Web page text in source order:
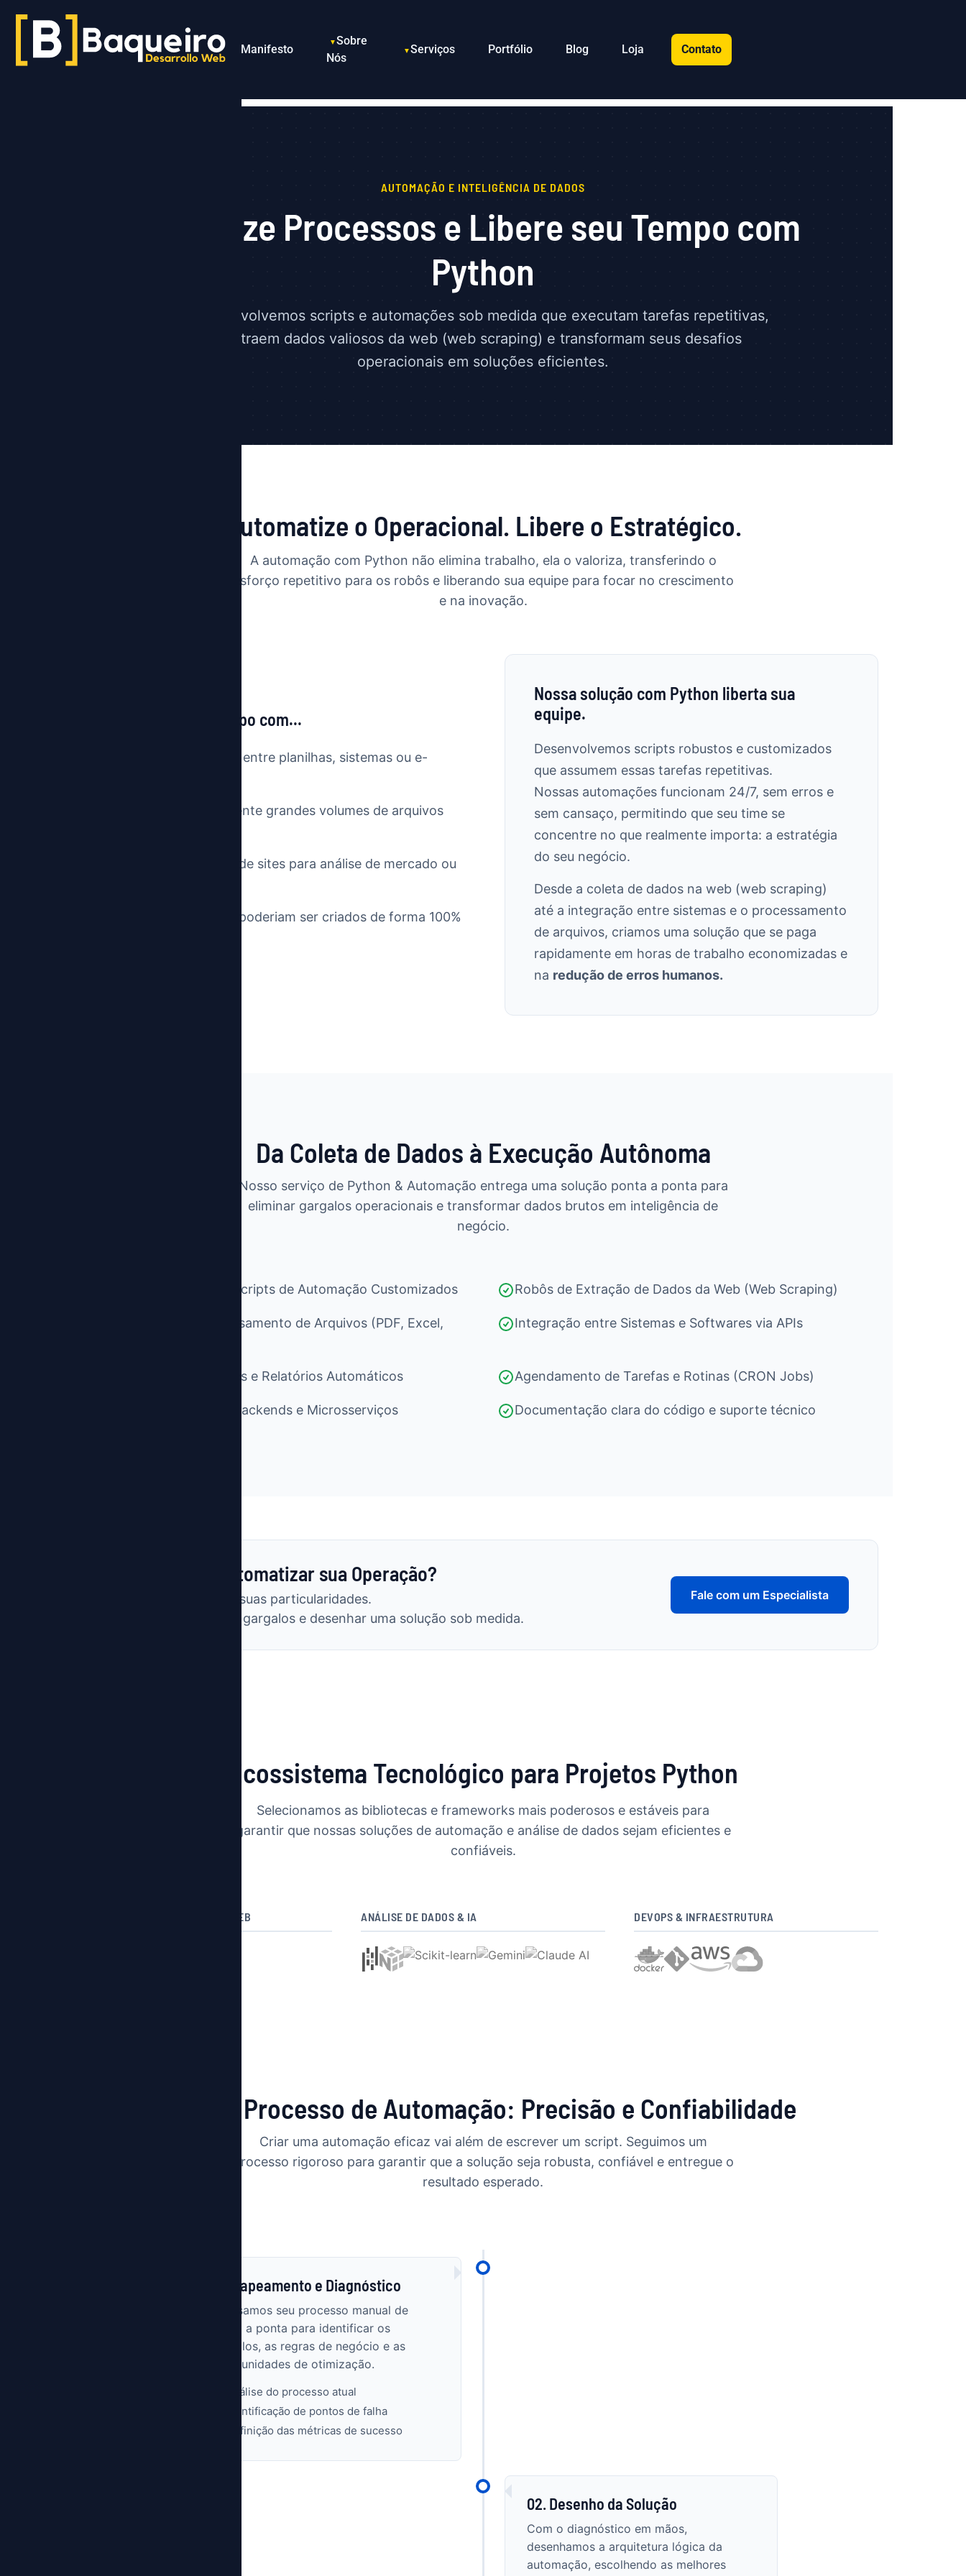
Manifesto
Sobre
Nós
Serviços Portfólio Blog Loja Contato
AUTOMAÇÃO E INTELIGÊNCIA DE DADOS
Otimize Processos e Libere seu Tempo com
Python
Desenvolvemos scripts e automações sob medida que executam tarefas repetitivas,
extraem dados valiosos da web (web scraping) e transformam seus desafios
operacionais em soluções eficientes.
Automatize o Operacional. Libere o Estratégico.
A automação com Python não elimina trabalho, ela o valoriza, transferindo o
esforço repetitivo para os robôs e liberando sua equipe para focar no crescimento
e na inovação.
Sua equipe perde tempo com...
...copiar e colar dados entre planilhas, sistemas ou e-
...processar manualmente grandes volumes de arquivos
...extrair informações de sites para análise de mercado ou
...gerar relatórios que poderiam ser criados de forma 100%
Nossa solução com Python liberta sua
equipe.
Desenvolvemos scripts robustos e customizados
que assumem essas tarefas repetitivas.
Nossas automações funcionam 24/7, sem erros e
sem cansaço, permitindo que seu time se
concentre no que realmente importa: a estratégia
do seu negócio.
Desde a coleta de dados na web (web scraping)
até a integração entre sistemas e o processamento
de arquivos, criamos uma solução que se paga
rapidamente em horas de trabalho economizadas e
na redução de erros humanos.
Da Coleta de Dados à Execução Autônoma
Nosso serviço de Python & Automação entrega uma solução ponta a ponta para
eliminar gargalos operacionais e transformar dados brutos em inteligência de
negócio.
Desenvolvimento de Scripts de Automação Customizados Robôs de Extração de Dados da Web (Web Scraping)
Automação de Processamento de Arquivos (PDF, Excel,
Integração entre Sistemas e Softwares via APIs
Criação de Dashboards e Relatórios Automáticos Agendamento de Tarefas e Rotinas (CRON Jobs)
Desenvolvimento de Backends e Microsserviços
Documentação clara do código e suporte técnico
Pronto para Automatizar sua Operação?
Cada processo tem suas particularidades.
Vamos analisar seus gargalos e desenhar uma solução sob medida.
Fale com um Especialista
Ecossistema Tecnológico para Projetos Python
Selecionamos as bibliotecas e frameworks mais poderosos e estáveis para
garantir que nossas soluções de automação e análise de dados sejam eficientes e
confiáveis.
LINGUAGEM & FRAMEWORKS WEB ANÁLISE DE DADOS & IA DEVOPS & INFRAESTRUTURA
Nosso Processo de Automação: Precisão e Confiabilidade
Criar uma automação eficaz vai além de escrever um script. Seguimos um
processo rigoroso para garantir que a solução seja robusta, confiável e entregue o
resultado esperado.
01. Mapeamento e Diagnóstico
Analisamos seu processo manual de
ponta a ponta para identificar os
gargalos, as regras de negócio e as
oportunidades de otimização.
Análise do processo atual
Identificação de pontos de falha
Definição das métricas de sucesso
02. Desenho da Solução
Com o diagnóstico em mãos,
desenhamos a arquitetura lógica da
automação, escolhendo as melhores